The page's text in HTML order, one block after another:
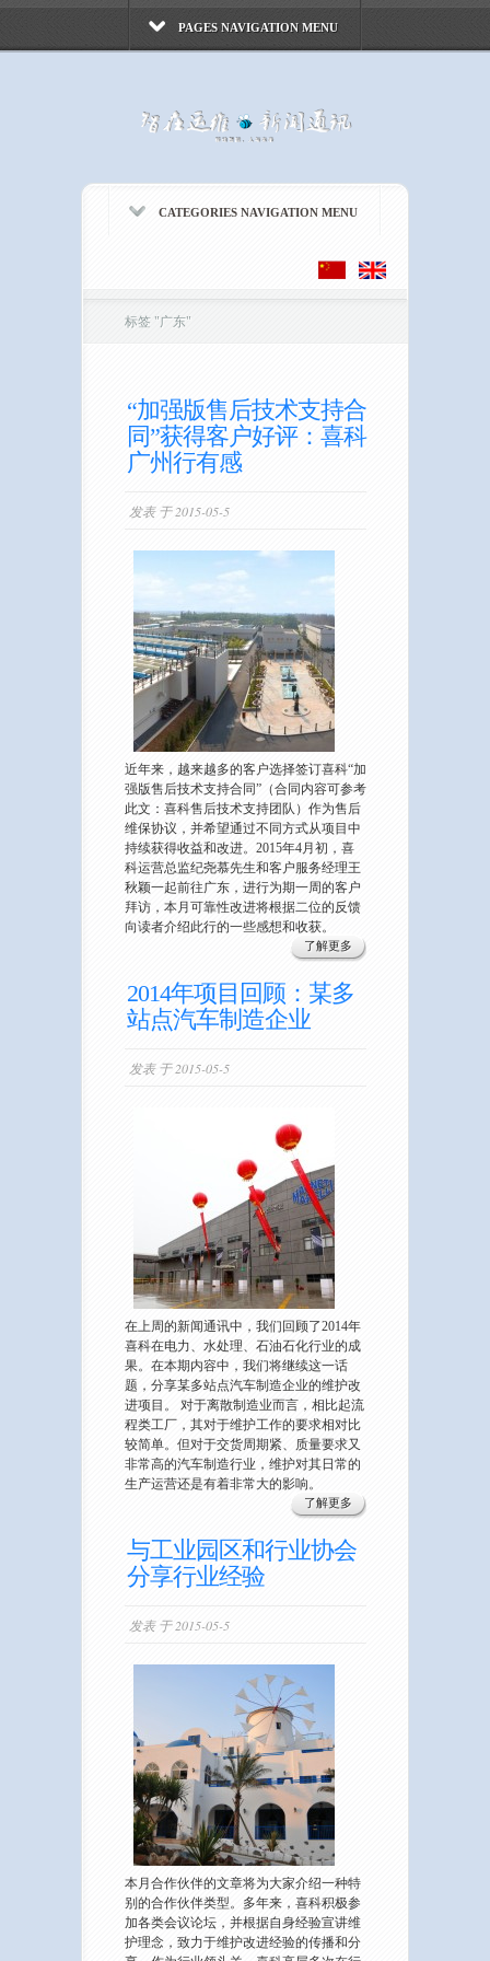
PAGES NAVIGATION MENU
CATEGORIES NAVIGATION MENU
标签 "广东"
“加强版售后技术支持合
同”获得客户好评：喜科
广州行有感
发表 于 2015-05-5
近年来，越来越多的客户选择签订喜科“加
强版售后技术支持合同”（合同内容可参考
此文：喜科售后技术支持团队）作为售后
维保协议，并希望通过不同方式从项目中
持续获得收益和改进。2015年4月初，喜
科运营总监纪尧慕先生和客户服务经理王
秋颖一起前往广东，进行为期一周的客户
拜访，本月可靠性改进将根据二位的反馈
向读者介绍此行的一些感想和收获。
了解更多
2014年项目回顾：某多
站点汽车制造企业
发表 于 2015-05-5
在上周的新闻通讯中，我们回顾了2014年
喜科在电力、水处理、石油石化行业的成
果。在本期内容中，我们将继续这一话
题，分享某多站点汽车制造企业的维护改
进项目。 对于离散制造业而言，相比起流
程类工厂，其对于维护工作的要求相对比
较简单。但对于交货周期紧、质量要求又
非常高的汽车制造行业，维护对其日常的
生产运营还是有着非常大的影响。
了解更多
与工业园区和行业协会
分享行业经验
发表 于 2015-05-5
本月合作伙伴的文章将为大家介绍一种特
别的合作伙伴类型。多年来，喜科积极参
加各类会议论坛，并根据自身经验宣讲维
护理念，致力于维护改进经验的传播和分